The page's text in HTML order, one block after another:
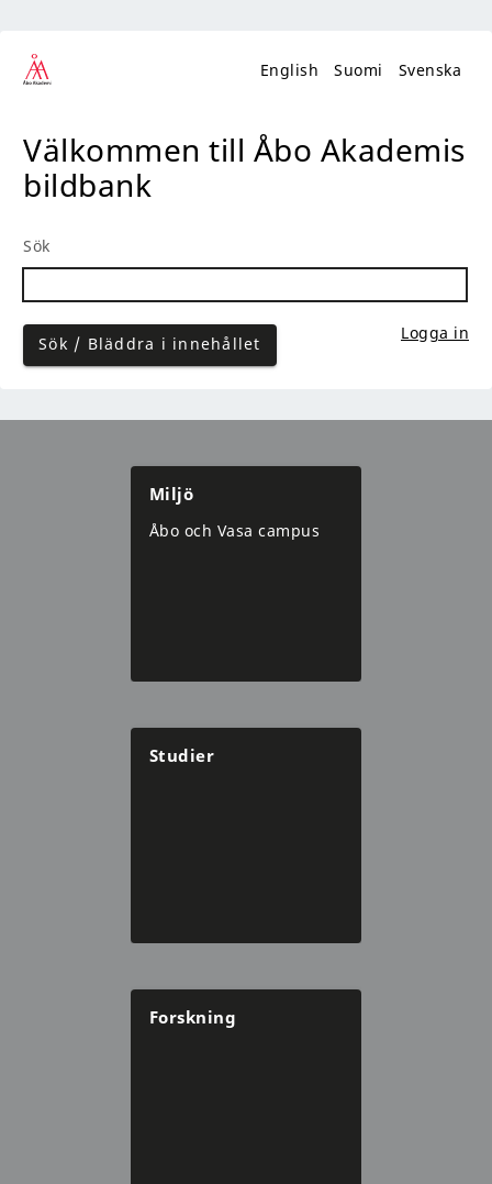
English Suomi Svenska
Välkommen till Åbo Akademis
bildbank
Sök
Sök / Bläddra i innehållet
Logga in
Miljö
Åbo och Vasa campus
Studier
Forskning